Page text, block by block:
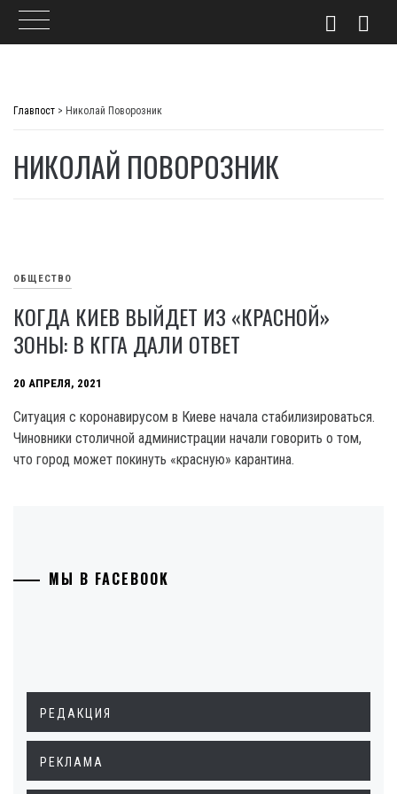
Главпост > Николай Поворозник
НИКОЛАЙ ПОВОРОЗНИК
ОБЩЕСТВО
КОГДА КИЕВ ВЫЙДЕТ ИЗ «КРАСНОЙ»
ЗОНЫ: В КГГА ДАЛИ ОТВЕТ
20 АПРЕЛЯ, 2021
Ситуация с коронавирусом в Киеве начала стабилизироваться.
Чиновники столичной администрации начали говорить о том,
что город может покинуть «красную» карантина.
МЫ В FACEBOOK
РЕДАКЦИЯ
РЕКЛАМА